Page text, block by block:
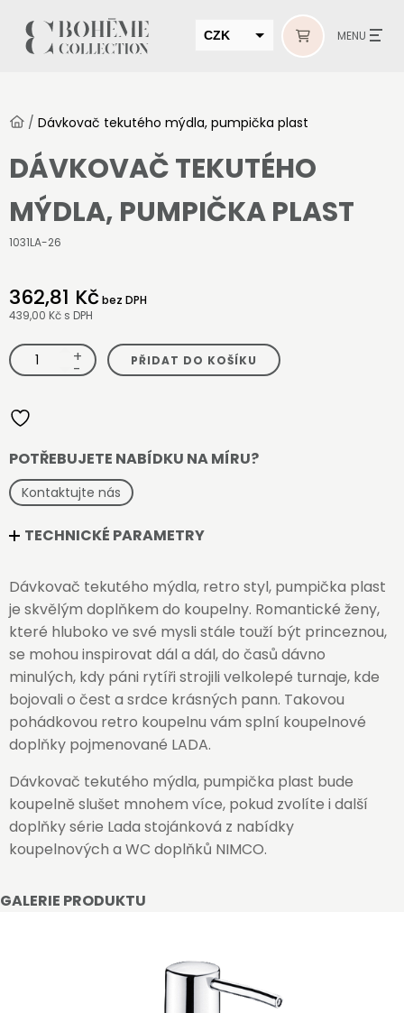
CZK
MUR
MENU
/ Dávkovač tekutého mýdla, pumpička plast
GALERIE PRODUKTU
DÁVKOVAČ TEKUTÉHO
MÝDLA, PUMPIČKA PLAST
1031LA-26
362,81 Kčbez DPH
439,00 Kč s DPH
Dávkovač
tekutého
mýdla,
množství
+
- PŘIDAT DO KOŠÍKU
POTŘEBUJETE NABÍDKU NA MÍRU?
Kontaktujte nás
TECHNICKÉ PARAMETRY
Dávkovač tekutého mýdla, retro styl, pumpička plast
je skvělým doplňkem do koupelny. Romantické ženy,
které hluboko ve své mysli stále touží být princeznou,
se mohou inspirovat dál a dál, do časů dávno
minulých, kdy páni rytíři strojili velkolepé turnaje, kde
bojovali o čest a srdce krásných pann. Takovou
pohádkovou retro koupelnu vám splní koupelnové
doplňky pojmenované LADA.
Dávkovač tekutého mýdla, pumpička plast bude
koupelně slušet mnohem více, pokud zvolíte i další
doplňky série Lada stojánková z nabídky
koupelnových a WC doplňků NIMCO.